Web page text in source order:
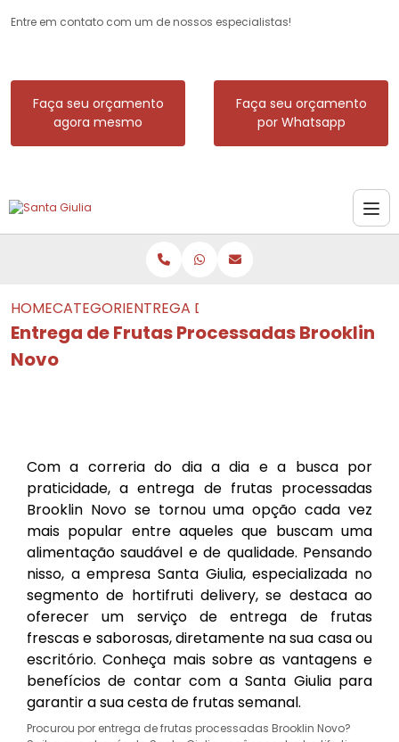
Entre em contato com um de nossos especialistas!
Faça seu orçamento
agora mesmo
Faça seu orçamento
por Whatsapp
HOMECATEGORIASENTREGA DE FRUTAS PROCESSADAS
Entrega de Frutas Processadas Brooklin
Novo
Com a correria do dia a dia e a busca por
praticidade, a entrega de frutas processadas
Brooklin Novo se tornou uma opção cada vez
mais popular entre aqueles que buscam uma
alimentação saudável e de qualidade. Pensando
nisso, a empresa Santa Giulia, especializada no
segmento de hortifruti delivery, se destaca ao
oferecer um serviço de entrega de frutas
frescas e saborosas, diretamente na sua casa ou
escritório. Conheça mais sobre as vantagens e
benefícios de contar com a Santa Giulia para
garantir a sua cesta de frutas semanal.
Procurou por entrega de frutas processadas Brooklin Novo?